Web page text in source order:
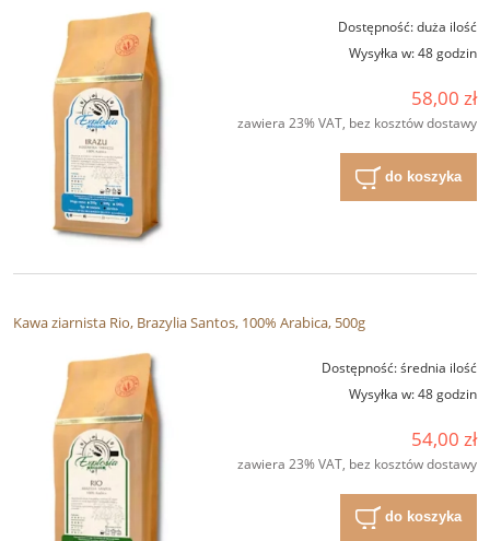
Dostępność:duża ilość
Wysyłka w:48 godzin
58,00 zł
zawiera 23% VAT, bez kosztów dostawy
do koszyka
Kawa ziarnista Rio, Brazylia Santos, 100% Arabica, 500g
Dostępność:średnia ilość
Wysyłka w:48 godzin
54,00 zł
zawiera 23% VAT, bez kosztów dostawy
do koszyka